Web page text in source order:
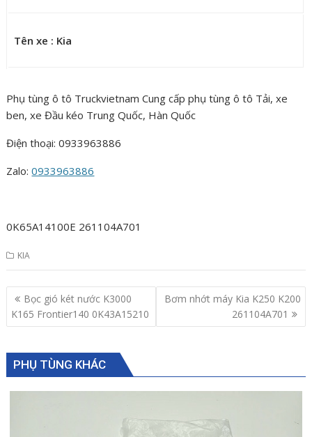
Tên xe : Kia
Phụ tùng ô tô Truckvietnam Cung cấp phụ tùng ô tô Tải, xe
ben, xe Đầu kéo Trung Quốc, Hàn Quốc
Điện thoại: 0933963886
Zalo:0933963886
0K65A14100E 261104A701
KIA
Post
navigation
Bọc gió két nước K3000
K165 Frontier140 0K43A15210
Bơm nhớt máy Kia K250 K200
261104A701
PHỤ TÙNG KHÁC